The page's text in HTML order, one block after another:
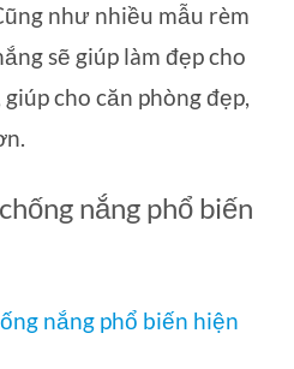
như nhiều mẫu rèm
sẽ giúp làm đẹp cho
cho căn phòng đẹp,
nắng phổ biến